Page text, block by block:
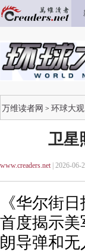
万维读者网 > 环球大观
卫星
www.creaders.net| 2026-06-
《华尔街
首度揭示
朗导弹和